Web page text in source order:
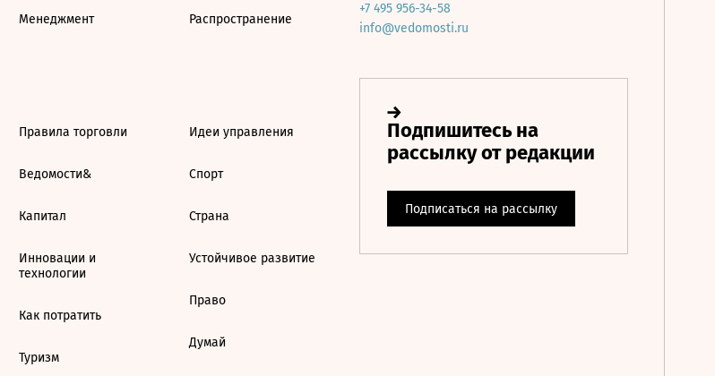
Менеджмент Распространение
Правила торговли
Ведомости&
Капитал
Инновации и
технологии
Как потратить
Туризм
Идеи управления
Спорт
Страна
Устойчивое развитие
Право
Думай
+7 495 956-34-58
info@vedomosti.ru